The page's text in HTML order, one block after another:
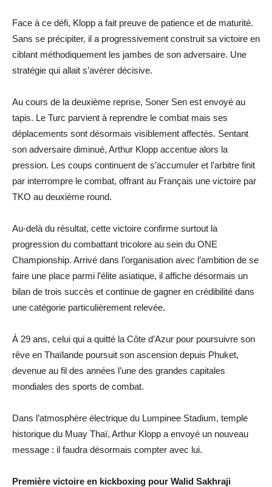
Face à ce défi, Klopp a fait preuve de patience et de maturité.
Sans se précipiter, il a progressivement construit sa victoire en
ciblant méthodiquement les jambes de son adversaire. Une
stratégie qui allait s’avérer décisive.
Au cours de la deuxième reprise, Soner Sen est envoyé au
tapis. Le Turc parvient à reprendre le combat mais ses
déplacements sont désormais visiblement affectés. Sentant
son adversaire diminué, Arthur Klopp accentue alors la
pression. Les coups continuent de s’accumuler et l’arbitre finit
par interrompre le combat, offrant au Français une victoire par
TKO au deuxième round.
Au-delà du résultat, cette victoire confirme surtout la
progression du combattant tricolore au sein du ONE
Championship. Arrivé dans l’organisation avec l’ambition de se
faire une place parmi l’élite asiatique, il affiche désormais un
bilan de trois succès et continue de gagner en crédibilité dans
une catégorie particulièrement relevée.
À 29 ans, celui qui a quitté la Côte d’Azur pour poursuivre son
rêve en Thaïlande poursuit son ascension depuis Phuket,
devenue au fil des années l’une des grandes capitales
mondiales des sports de combat.
Dans l’atmosphère électrique du Lumpinee Stadium, temple
historique du Muay Thaï, Arthur Klopp a envoyé un nouveau
message : il faudra désormais compter avec lui.
Première victoire en kickboxing pour Walid Sakhraji